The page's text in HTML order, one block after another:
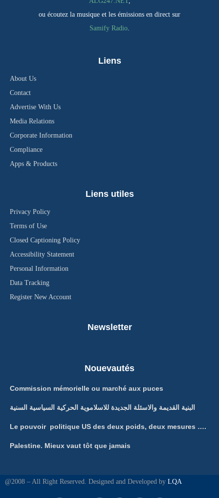
ou écoutez la musique et les émissions en direct sur
Samify Radio.
Liens
About Us
Contact
Advertise With Us
Media Relations
Corporate Information
Compliance
Apps & Products
Liens utiles
Privacy Policy
Terms of Use
Closed Captioning Policy
Accessibility Statement
Personal Information
Data Tracking
Register New Account
Newsletter
Nouevautés
Commission mémorielle ou marché aux puces
البنية القديمة والاسئلة الجديدة للاسلاموية الحركية السياسية السنية
Le pouvoir politique US des deux poids, deux mesures ….
Palestine. Mieux vaut tôt que jamais
@2008 – All Right Reserved. Designed and Developed by LQA